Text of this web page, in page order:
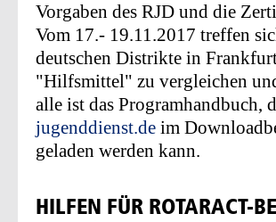
Vorgaben des RJD und die
Vom 17.- 19.11.2017 treffen
deutschen Distrikte in
"Hilfsmittel" zu vergleichen
alle ist das Programhandbuch,
jugenddienst.de im
geladen werden kann.
HILFEN FÜR ROTARACT-